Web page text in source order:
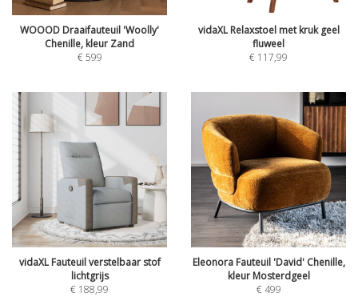
WOOOD Draaifauteuil 'Woolly'
Chenille, kleur Zand
€599
vidaXL Relaxstoel met kruk geel
fluweel
€ 117,99
vidaXL Fauteuil verstelbaar stof
lichtgrijs
€ 188,99
Eleonora Fauteuil 'David' Chenille,
kleur Mosterdgeel
€499